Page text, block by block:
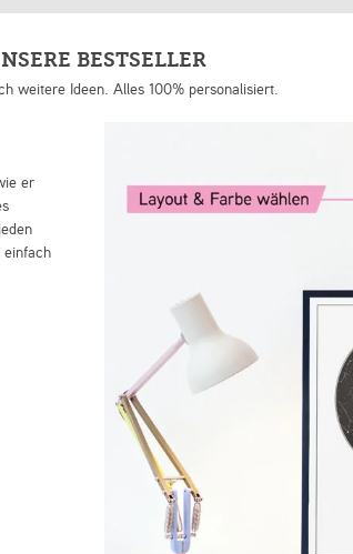
BESTSELLER
weitere Ideen. Alles 100% personalisiert.
er
einfach